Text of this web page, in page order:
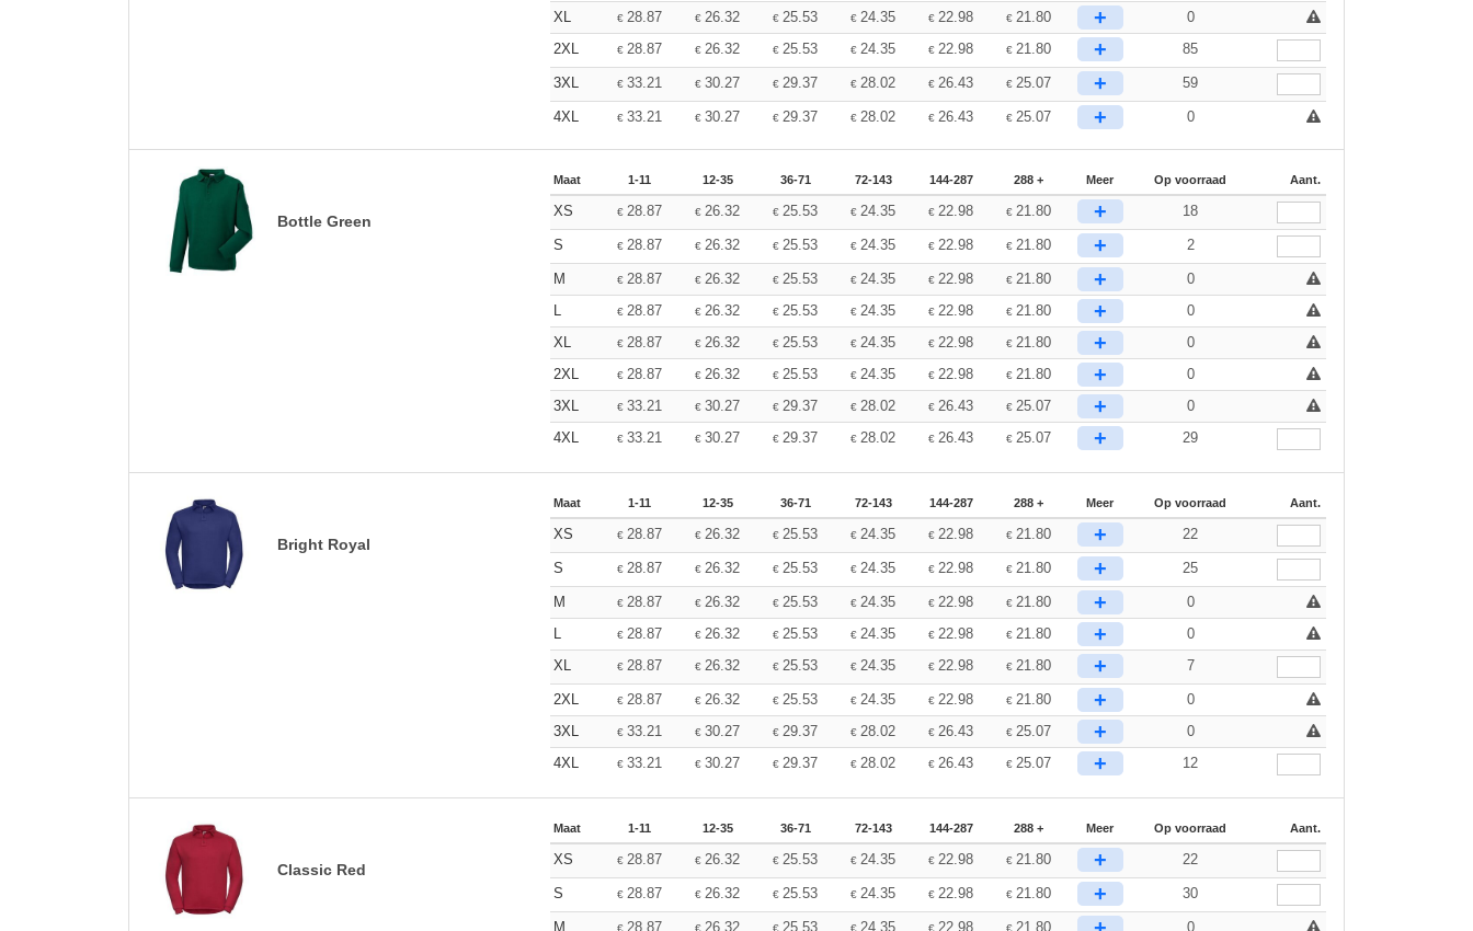
XL
€28.87 €26.32 €25.53 €24.35 €22.98 €21.80 +
0
2XL
€28.87 €26.32 €25.53 €24.35 €22.98 €21.80 + 85
3XL €33.21 €30.27 €29.37 €28.02 €26.43 €25.07 + 59
4XL €33.21 €30.27 €29.37 €28.02 €26.43 €25.07 + 0
Bottle Green
Maat 1-11 12-35 36-71 72-143 144-287 288 + Meer Op voorraad Aant.
XS €28.87 €26.32 €25.53 €24.35 €22.98 €21.80 + 18
S €28.87 €26.32 €25.53 €24.35 €22.98 €21.80 + 2
M €28.87 €26.32 €25.53 €24.35 €22.98 €21.80 +
0
L
€28.87 €26.32 €25.53 €24.35 €22.98 €21.80 +
0
XL
€28.87 €26.32 €25.53 €24.35 €22.98 €21.80 +
0
2XL
€28.87 €26.32 €25.53 €24.35 €22.98 €21.80 +
0
3XL
€33.21 €30.27 €29.37 €28.02 €26.43 €25.07 +
0
4XL
€33.21 €30.27 €29.37 €28.02 €26.43 €25.07 + 29
Bright Royal
Maat 1-11 12-35 36-71 72-143 144-287 288 + Meer Op voorraad Aant.
XS €28.87 €26.32 €25.53 €24.35 €22.98 €21.80 + 22
S €28.87 €26.32 €25.53 €24.35 €22.98 €21.80 + 25
M €28.87 €26.32 €25.53 €24.35 €22.98 €21.80 +
0
L
€28.87 €26.32 €25.53 €24.35 €22.98 €21.80 +
0
XL
€28.87 €26.32 €25.53 €24.35 €22.98 €21.80 + 7
2XL €28.87 €26.32 €25.53 €24.35 €22.98 €21.80 +
0
3XL
€33.21 €30.27 €29.37 €28.02 €26.43 €25.07 +
0
4XL
€33.21 €30.27 €29.37 €28.02 €26.43 €25.07 + 12
Classic Red
Maat 1-11 12-35 36-71 72-143 144-287 288 + Meer Op voorraad Aant.
XS €28.87 €26.32 €25.53 €24.35 €22.98 €21.80 + 22
S €28.87 €26.32 €25.53 €24.35 €22.98 €21.80 + 30
M € 28.87 € 26.32 € 25.53 € 24.35 € 22.98 € 21.80 0